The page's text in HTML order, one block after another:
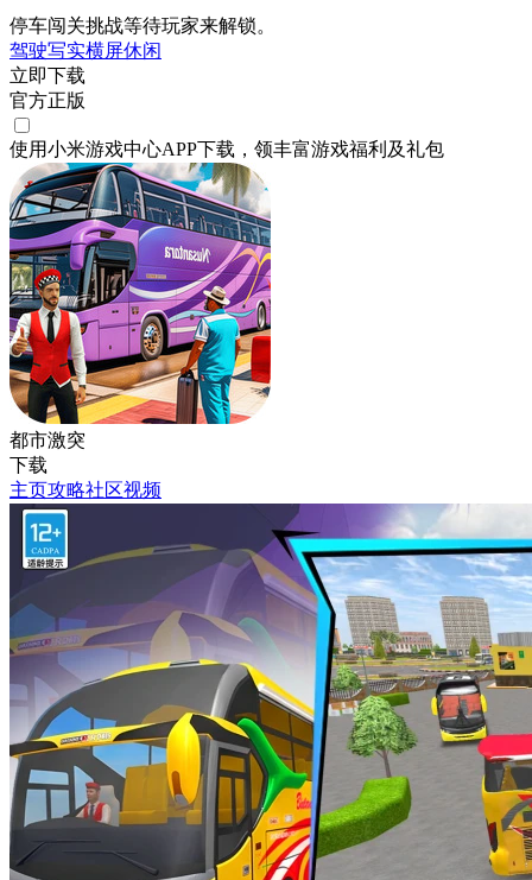
停车闯关挑战等待玩家来解锁。
驾驶写实横屏休闲
立即下载
官方正版
使用小米游戏中心APP下载 ，领丰富游戏福利 及礼包
都市激突
下载
主页攻略社区视频